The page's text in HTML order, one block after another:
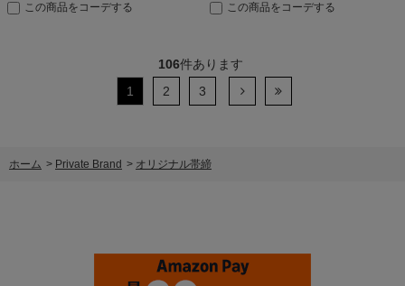
この商品をコーデする この商品をコーデする
106件あります
1
2 3
ホーム > Private Brand > オリジナル帯締